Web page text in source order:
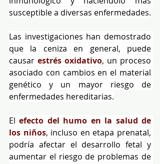
susceptible a diversas enfermedades.
Las investigaciones han demostrado
que la ceniza en general, puede
causar estrés oxidativo, un proceso
asociado con cambios en el material
genético y un mayor riesgo de
enfermedades hereditarias.
El efecto del humo en la salud de
los niños, incluso en etapa prenatal,
podría afectar el desarrollo fetal y
aumentar el riesgo de problemas de